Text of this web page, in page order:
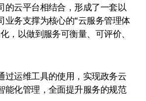
的云平台相结合，形成了一套以
业务支撑为核心的“云服务管理体
，以做到服务可衡量、可评价、
过运维工具的使用，实现政务云
能化管理，全面提升服务的规范